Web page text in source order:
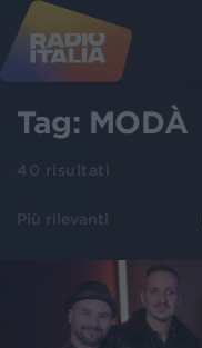
Tag: MODÀ
40 risultati
Più rilevanti